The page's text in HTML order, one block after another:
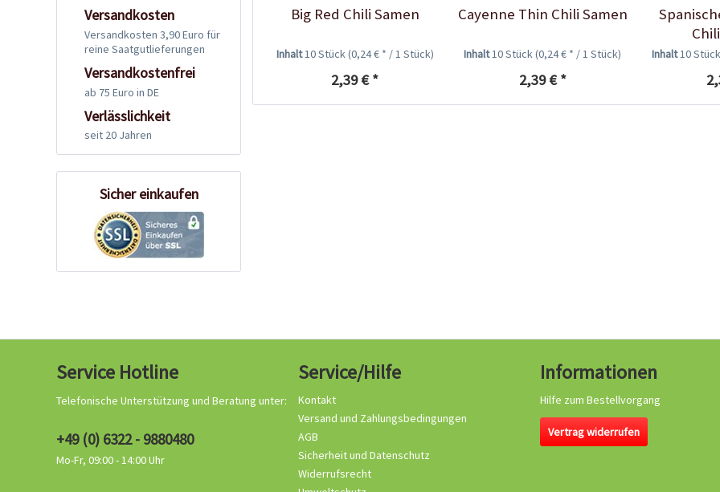
Versandkosten
Versandkosten 3,90 Euro für
reine Saatgutlieferungen
Versandkostenfrei
ab 75 Euro in DE
Verlässlichkeit
seit 20 Jahren
Sicher einkaufen
Big Red Chili Samen
Inhalt10 Stück(0,24 € * / 1 Stück)
2,39 € *
Cayenne Thin Chili Samen
Inhalt10 Stück(0,24 € * / 1 Stück)
2,39 € *
Inhalt10 Stück
Service Hotline
Telefonische Unterstützung und Beratung unter:
+49 (0) 6322 - 9880480
Mo-Fr, 09:00 - 14:00 Uhr
Service/Hilfe
Kontakt
Versand und Zahlungsbedingungen
AGB
Sicherheit und Datenschutz
Widerrufsrecht
Informationen
Hilfe zum Bestellvorgang
Vertrag widerrufen